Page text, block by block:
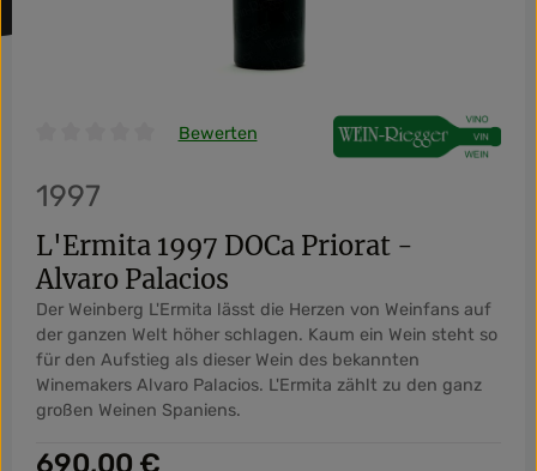
Durchschnittliche Bewertung von 0 von 5 Sternen
Bewerten
1997
L'Ermita 1997 DOCa Priorat -
Alvaro Palacios
Der Weinberg L'Ermita lässt die Herzen von Weinfans auf
der ganzen Welt höher schlagen. Kaum ein Wein steht so
für den Aufstieg als dieser Wein des bekannten
Winemakers Alvaro Palacios. L'Ermita zählt zu den ganz
großen Weinen Spaniens.
Regulärer Preis:
690,00 €